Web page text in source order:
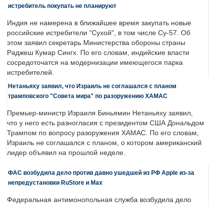
истребитель покупать не планируют
Индия не намерена в ближайшее время закупать новые
российские истребители "Сухой", в том числе Су-57. Об
этом заявил секретарь Министерства обороны страны
Раджеш Кумар Сингх. По его словам, индийские власти
сосредоточатся на модернизации имеющегося парка
истребителей.
Нетаньяху заявил, что Израиль не соглашался с планом
трамповского "Совета мира" по разоружению ХАМАС
Премьер-министр Израиля Биньямин Нетаньяху заявил,
что у него есть разногласия с президентом США Дональдом
Трампом по вопросу разоружения ХАМАС. По его словам,
Израиль не соглашался с планом, о котором американский
лидер объявил на прошлой неделе.
ФАС возбудила дело против давно ушедшей из РФ Apple из-за
непредустановки RuStore и Max
Федеральная антимонопольная служба возбудила дело